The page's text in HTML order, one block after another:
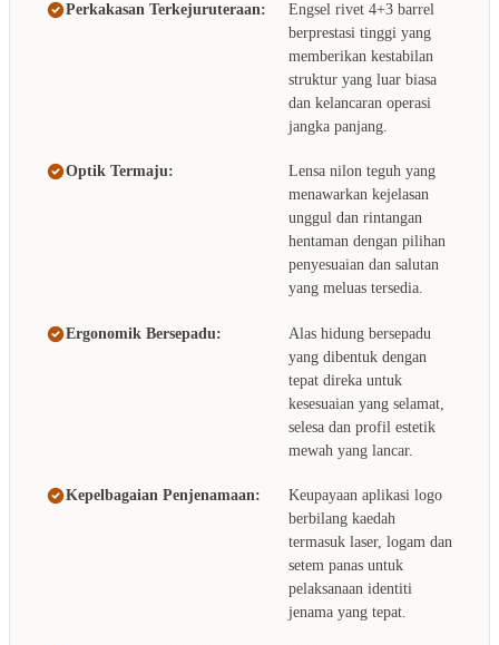
Perkakasan Terkejuruteraan:
Engsel rivet 4+3 barrel
berprestasi tinggi yang
memberikan kestabilan
struktur yang luar biasa
dan kelancaran operasi
jangka panjang.
Optik Termaju:
Lensa nilon teguh yang
menawarkan kejelasan
unggul dan rintangan
hentaman dengan pilihan
penyesuaian dan salutan
yang meluas tersedia.
Ergonomik Bersepadu:
Alas hidung bersepadu
yang dibentuk dengan
tepat direka untuk
kesesuaian yang selamat,
selesa dan profil estetik
mewah yang lancar.
Kepelbagaian Penjenamaan:
Keupayaan aplikasi logo
berbilang kaedah
termasuk laser, logam dan
setem panas untuk
pelaksanaan identiti
jenama yang tepat.